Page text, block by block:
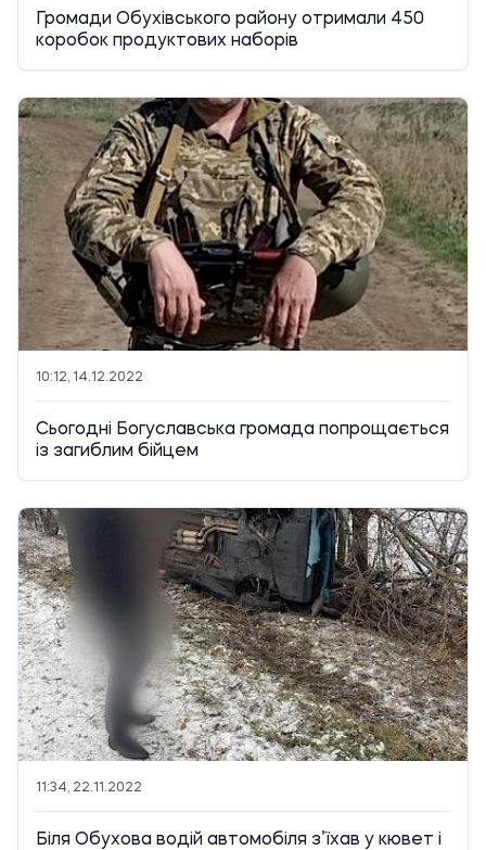
Громади Обухівського району отримали 450
коробок продуктових наборів
10:12, 14.12.2022
Сьогодні Богуславська громада попрощається
із загиблим бійцем
11:34, 22.11.2022
Біля Обухова водій автомобіля з’їхав у кювет і